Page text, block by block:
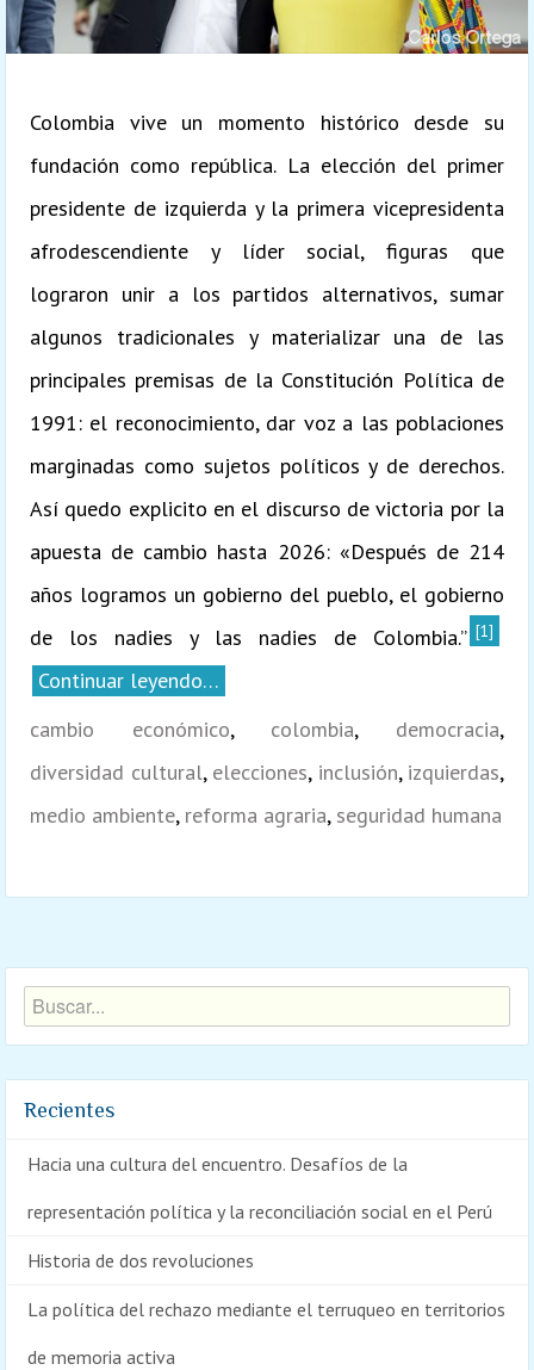
Colombia vive un momento histórico desde su
fundación como república. La elección del primer
presidente de izquierda y la primera vicepresidenta
afrodescendiente y líder social, figuras que
lograron unir a los partidos alternativos, sumar
algunos tradicionales y materializar una de las
principales premisas de la Constitución Política de
1991: el reconocimiento, dar voz a las poblaciones
marginadas como sujetos políticos y de derechos.
Así quedo explicito en el discurso de victoria por la
apuesta de cambio hasta 2026: «Después de 214
años logramos un gobierno del pueblo, el gobierno
de los nadies y las nadies de Colombia.” [1]
Continuar leyendo…
cambio económico, colombia, democracia,
diversidad cultural, elecciones, inclusión, izquierdas,
medio ambiente, reforma agraria, seguridad humana
Recientes
Hacia una cultura del encuentro. Desafíos de la
representación política y la reconciliación social en el Perú
Historia de dos revoluciones
La política del rechazo mediante el terruqueo en territorios
de memoria activa